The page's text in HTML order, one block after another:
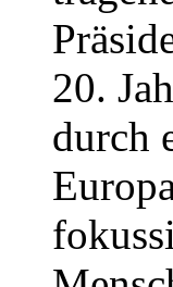
20.
durch